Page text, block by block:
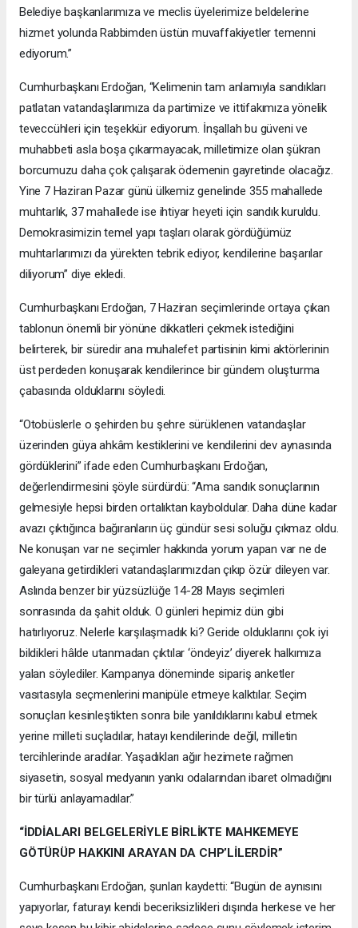
Belediye başkanlarımıza ve meclis üyelerimize beldelerine
hizmet yolunda Rabbimden üstün muvaffakiyetler temenni
ediyorum.”
Cumhurbaşkanı Erdoğan, “Kelimenin tam anlamıyla sandıkları
patlatan vatandaşlarımıza da partimize ve ittifakımıza yönelik
teveccühleri için teşekkür ediyorum. İnşallah bu güveni ve
muhabbeti asla boşa çıkarmayacak, milletimize olan şükran
borcumuzu daha çok çalışarak ödemenin gayretinde olacağız.
Yine 7 Haziran Pazar günü ülkemiz genelinde 355 mahallede
muhtarlık, 37 mahallede ise ihtiyar heyeti için sandık kuruldu.
Demokrasimizin temel yapı taşları olarak gördüğümüz
muhtarlarımızı da yürekten tebrik ediyor, kendilerine başarılar
diliyorum” diye ekledi.
Cumhurbaşkanı Erdoğan, 7 Haziran seçimlerinde ortaya çıkan
tablonun önemli bir yönüne dikkatleri çekmek istediğini
belirterek, bir süredir ana muhalefet partisinin kimi aktörlerinin
üst perdeden konuşarak kendilerince bir gündem oluşturma
çabasında olduklarını söyledi.
“Otobüslerle o şehirden bu şehre sürüklenen vatandaşlar
üzerinden güya ahkâm kestiklerini ve kendilerini dev aynasında
gördüklerini” ifade eden Cumhurbaşkanı Erdoğan,
değerlendirmesini şöyle sürdürdü: “Ama sandık sonuçlarının
gelmesiyle hepsi birden ortalıktan kayboldular. Daha düne kadar
avazı çıktığınca bağıranların üç gündür sesi soluğu çıkmaz oldu.
Ne konuşan var ne seçimler hakkında yorum yapan var ne de
galeyana getirdikleri vatandaşlarımızdan çıkıp özür dileyen var.
Aslında benzer bir yüzsüzlüğe 14-28 Mayıs seçimleri
sonrasında da şahit olduk. O günleri hepimiz dün gibi
hatırlıyoruz. Nelerle karşılaşmadık ki? Geride olduklarını çok iyi
bildikleri hâlde utanmadan çıktılar ‘öndeyiz’ diyerek halkımıza
yalan söylediler. Kampanya döneminde sipariş anketler
vasıtasıyla seçmenlerini manipüle etmeye kalktılar. Seçim
sonuçları kesinleştikten sonra bile yanıldıklarını kabul etmek
yerine milleti suçladılar, hatayı kendilerinde değil, milletin
tercihlerinde aradılar. Yaşadıkları ağır hezimete rağmen
siyasetin, sosyal medyanın yankı odalarından ibaret olmadığını
bir türlü anlayamadılar.”
“İDDİALARI BELGELERİYLE BİRLİKTE MAHKEMEYE
GÖTÜRÜP HAKKINI ARAYAN DA CHP’LİLERDİR”
Cumhurbaşkanı Erdoğan, şunları kaydetti: “Bugün de aynısını
yapıyorlar, faturayı kendi beceriksizlikleri dışında herkese ve her